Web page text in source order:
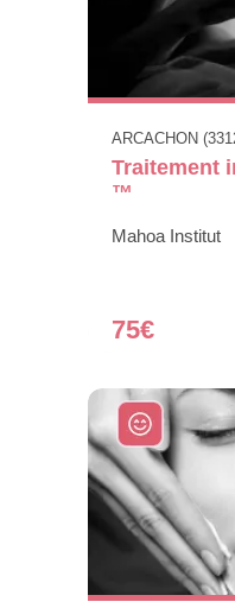
ARCACHON
Traitement
™
Mahoa Institut
75€